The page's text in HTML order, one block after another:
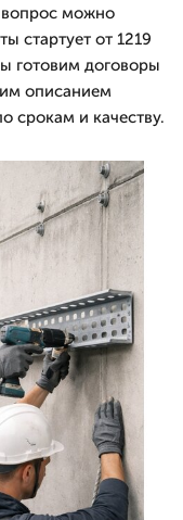
вопрос можно
стартует от 1219
готовим договоры
описанием
срокам и качеству.